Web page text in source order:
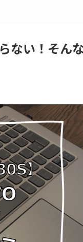
い！そん